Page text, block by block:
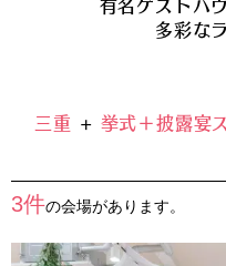
多彩な
三重 + 挙式＋披露宴
3件の会場があります。